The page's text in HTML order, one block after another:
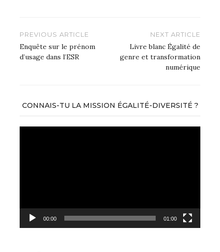
Navigation
de
l’article
PREVIOUS ARTICLE
Enquête sur le prénom
d’usage dans l’ESR
NEXT ARTICLE
Livre blanc Égalité de
genre et transformation
numérique
CONNAIS-TU LA MISSION ÉGALITÉ-DIVERSITÉ ?
00:00 01:00